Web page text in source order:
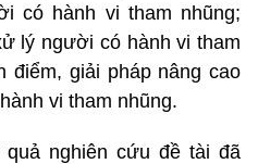
có hành vi tham nhũng;
lý người có hành vi tham
điểm, giải pháp nâng cao
vi tham nhũng.
nghiên cứu đề tài đã